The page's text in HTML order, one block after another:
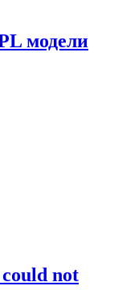
модели
not